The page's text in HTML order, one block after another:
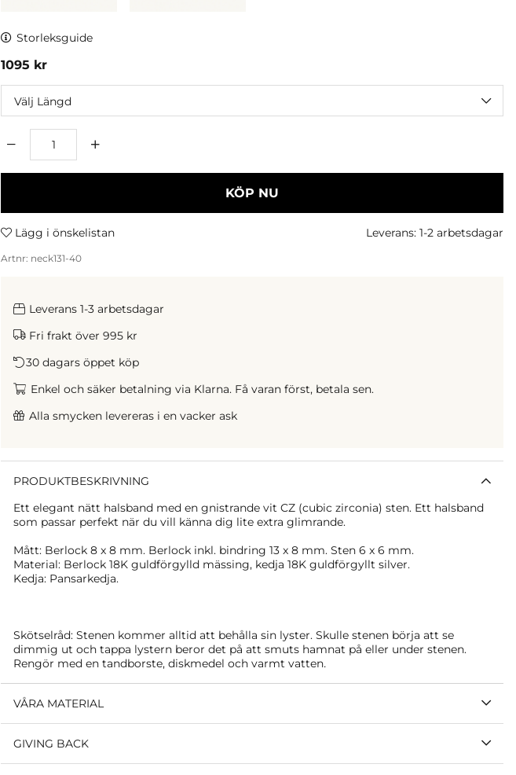
Storleksguide
1095 kr
KÖP NU
Lägg i önskelistan Leverans: 1-2 arbetsdagar
Artnr: neck131-40
Leverans 1-3 arbetsdagar
Fri frakt över 995 kr
30 dagars öppet köp
Enkel och säker betalning via Klarna. Få varan först, betala sen.
Alla smycken levereras i en vacker ask
PRODUKTBESKRIVNING
Ett elegant nätt halsband med en gnistrande vit CZ (cubic zirconia) sten. Ett halsband
som passar perfekt när du vill känna dig lite extra glimrande.
Mått: Berlock 8 x 8 mm. Berlock inkl. bindring 13 x 8 mm. Sten 6 x 6 mm.
Material: Berlock 18K guldförgylld mässing, kedja 18K guldförgyllt silver.
Kedja: Pansarkedja.
Skötselråd: Stenen kommer alltid att behålla sin lyster. Skulle stenen börja att se
dimmig ut och tappa lystern beror det på att smuts hamnat på eller under stenen.
Rengör med en tandborste, diskmedel och varmt vatten.
VÅRA MATERIAL
GIVING BACK